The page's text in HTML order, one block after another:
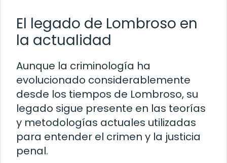
El legado de Lombroso en
la actualidad
Aunque la criminología ha
evolucionado considerablemente
desde los tiempos de Lombroso, su
legado sigue presente en las teorías
y metodologías actuales utilizadas
para entender el crimen y la justicia
penal.